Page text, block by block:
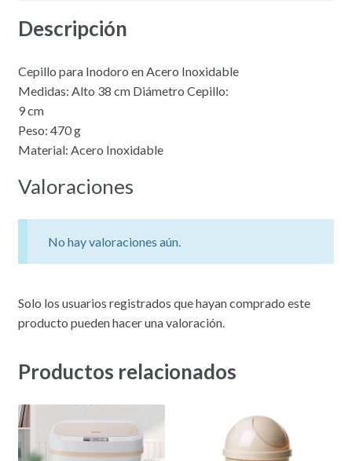
Descripción
Cepillo para Inodoro en Acero Inoxidable
Medidas: Alto 38 cm Diámetro Cepillo:
9 cm
Peso: 470 g
Material: Acero Inoxidable
Valoraciones
No hay valoraciones aún.
Solo los usuarios registrados que hayan comprado este
producto pueden hacer una valoración.
Productos relacionados